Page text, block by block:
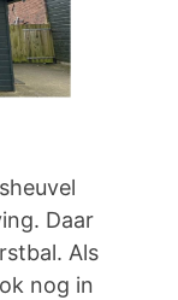
Daar
Als
nog in